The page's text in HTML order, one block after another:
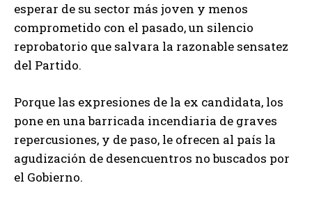
esperar de su sector más joven y menos
comprometido con el pasado, un silencio
reprobatorio que salvara la razonable sensatez
del Partido.
Porque las expresiones de la ex candidata, los
pone en una barricada incendiaria de graves
repercusiones, y de paso, le ofrecen al país la
agudización de desencuentros no buscados por
el Gobierno.